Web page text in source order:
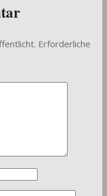
Erforderliche